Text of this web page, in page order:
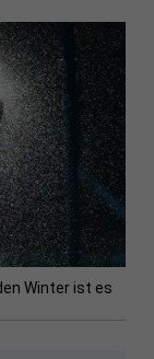
Winter ist es